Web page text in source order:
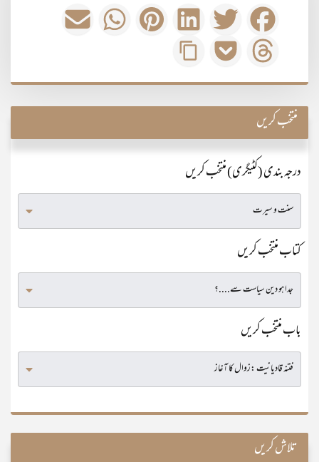
منتخب کریں
درجہ بندی (کٹیگری) منتخب کریں
کتاب منتخب کریں
باب منتخب کریں
تلاش کریں